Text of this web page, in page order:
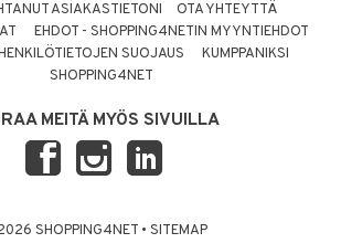
ASIAKASTIETONI
OTA YHTEYTTÄ
EHDOT - SHOPPING4NETIN MYYNTIEHDOT
SUOJAUS
KUMPPANIKSI
SHOPPING4NET
MEITÄ MYÖS SIVUILLA
SHOPPING4NET • SITEMAP